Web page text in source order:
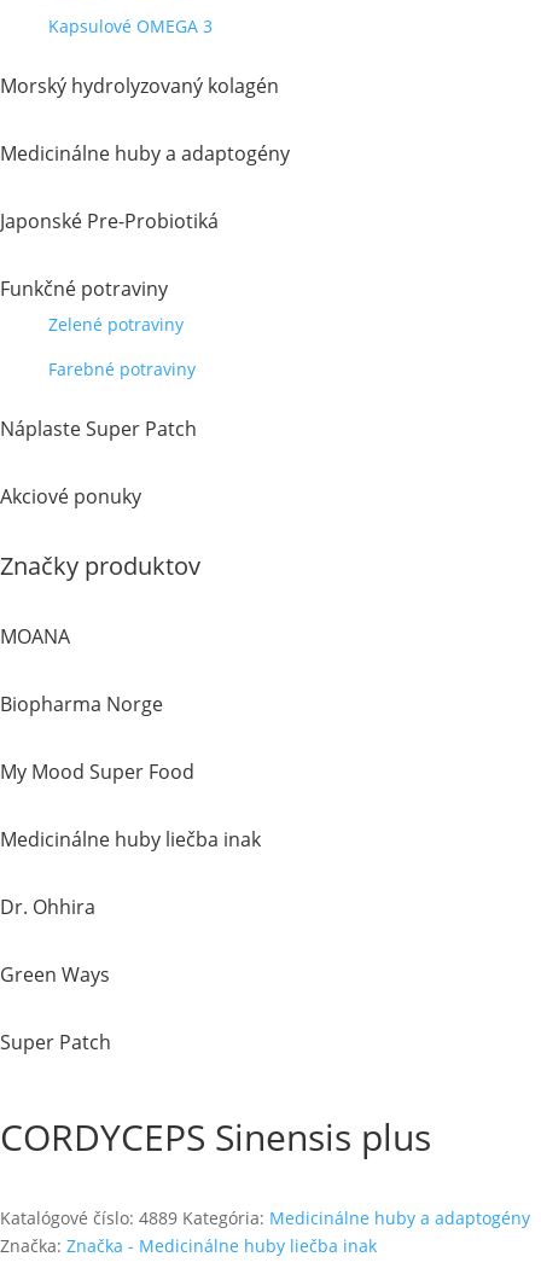
Kapsulové OMEGA 3
Morský hydrolyzovaný kolagén
Medicinálne huby a adaptogény
Japonské Pre-Probiotiká
Funkčné potraviny
Zelené potraviny
Farebné potraviny
Náplaste Super Patch
Akciové ponuky
Značky produktov
MOANA
Biopharma Norge
My Mood Super Food
Medicinálne huby liečba inak
Dr. Ohhira
Green Ways
Super Patch
CORDYCEPS Sinensis plus
Katalógové číslo: 4889 Kategória: Medicinálne huby a adaptogény
Značka: Značka - Medicinálne huby liečba inak